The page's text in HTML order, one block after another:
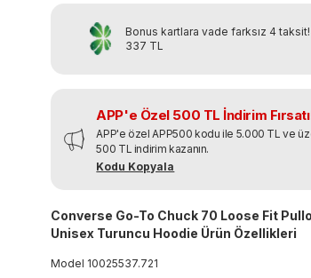
Bonus kartlara vade farksız 4 taksit!
337 TL
APP'e Özel 500 TL İndirim
APP'e özel APP500 kodu ile 5.000 TL ve
500 TL indirim kazanın.
Kodu Kopyala
Converse Go-To Chuck 70 Loose Fit
Unisex Turuncu Hoodie Ürün Özellikleri
Model 10025537.721